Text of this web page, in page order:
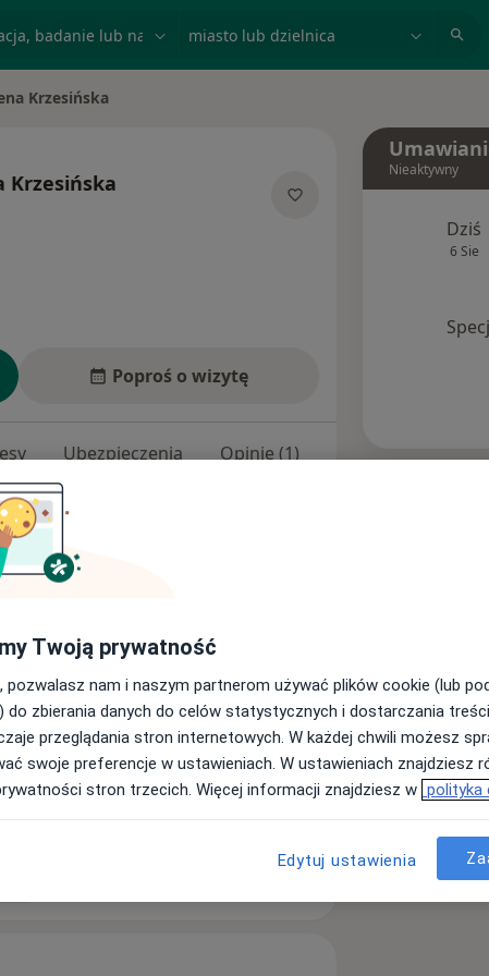
Krzesińska
Krzesińska
Poproś o wizytę
Ubezpieczenia Opinie (1)
w 2007 r. Swoje doświadczenie
poszerza swoją wiedzę
oraz protetyką.
Choroby dziąseł
Nieaktywny
Dziś
6 Sie
Twoją prywatność
pozwalasz nam i naszym partnerom używać plików cookie (lub
do zbierania danych do celów statystycznych i dostarczania
przeglądania stron internetowych. W każdej chwili możesz
swoje preferencje w ustawieniach. W ustawieniach znajdziesz
stron trzecich. Więcej informacji znajdziesz w polityka
Edytuj ustawienia